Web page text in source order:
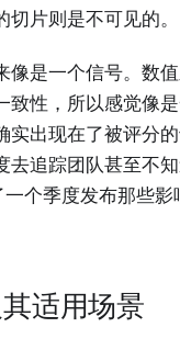
片则是不可见的。
像是一个信号。数
致性，所以感觉像
实出现在了被评分
去追踪团队甚至不
一个季度发布那些
适用场景